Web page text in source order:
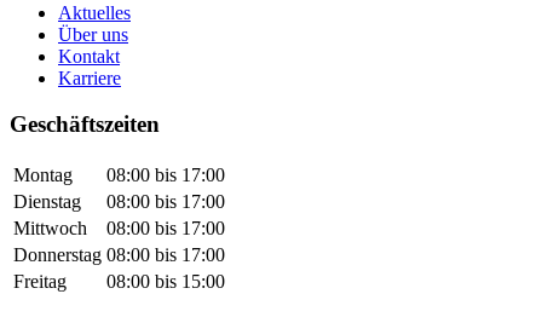
Aktuelles
Über uns
Kontakt
Karriere
Geschäftszeiten
Montag
08:00 bis 17:00
Dienstag
08:00 bis 17:00
Mittwoch
08:00 bis 17:00
Donnerstag 08:00 bis 17:00
Freitag
08:00 bis 15:00